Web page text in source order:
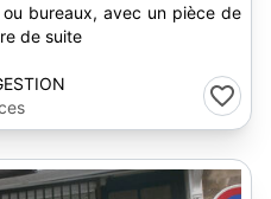
et un petite cour. libre de suite